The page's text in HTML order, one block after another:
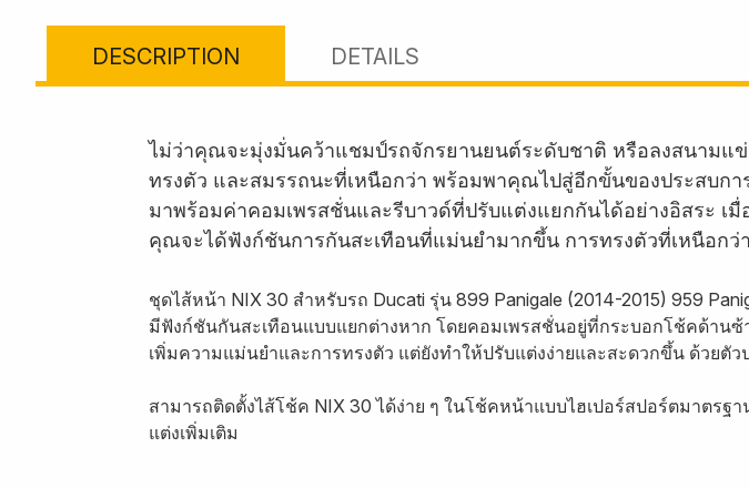
DESCRIPTION DETAILS
ไม่ว่าคุณจะมุ่งมั่นคว้าแชมป์รถจักรยานยนต์ระดับชาติ หรือลงสนามแ
ทรงตัว และสมรรถนะที่เหนือกว่า พร้อมพาคุณไปสู่อีกขั้นของประสบก
มาพร้อมค่าคอมเพรสชั่นและรีบาวด์ที่ปรับแต่งแยกกันได้อย่างอิสระ เ
คุณจะได้ฟังก์ชันการกันสะเทือนที่แม่นยำมากขึ้น การทรงตัวที่เหนือกว่
ชุดไส้หน้า NIX 30 สำหรับรถ Ducati รุ่น 899 Panigale (2014-2015) 959
มีฟังก์ชันกันสะเทือนแบบแยกต่างหาก โดยคอมเพรสชั่นอยู่ที่กระบอกโช้คด้าน
เพิ่มความแม่นยำและการทรงตัว แต่ยังทำให้ปรับแต่งง่ายและสะดวกขึ้น ด้วย
สามารถติดตั้งไส้โช้ค NIX 30 ได้ง่าย ๆ ในโช้คหน้าแบบไฮเปอร์สปอร์ตมาตร
แต่งเพิ่มเติม